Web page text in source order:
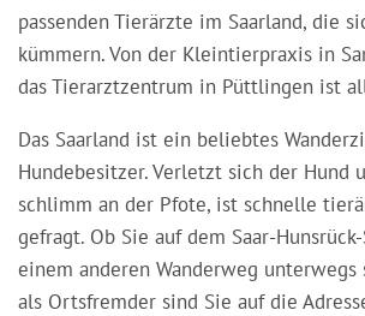
passenden Tierärzte im Saarland, die
kümmern. Von der Kleintierpraxis in
das Tierarztzentrum in Püttlingen ist
Das Saarland ist ein beliebtes
Hundebesitzer. Verletzt sich der Hund
schlimm an der Pfote, ist schnelle
gefragt. Ob Sie auf dem Saar-
einem anderen Wanderweg unterwegs
als Ortsfremder sind Sie auf die